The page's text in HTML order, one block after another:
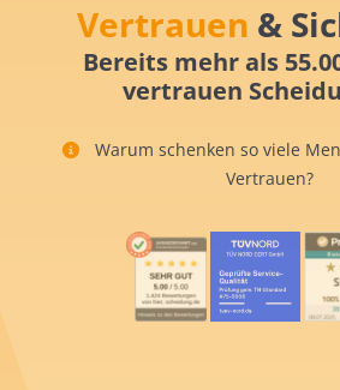
Vertrauen &
Bereits mehr als
vertrauen
Warum schenken so viele
Vertrauen?